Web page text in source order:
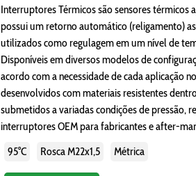
Interruptores Térmicos são sensores
possui um retorno automático (religamento)
utilizados como regulagem em um nível de
Disponíveis em diversos modelos de
acordo com a necessidade de cada aplicação
desenvolvidos com materiais resistentes
submetidos a variadas condições de pressão,
interruptores OEM para fabricantes e after-
95°C
Rosca M22x1,5 Métrica